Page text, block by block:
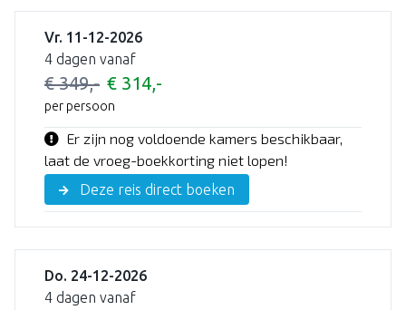
Vr. 11-12-2026
4 dagen vanaf
€ 349,- € 314,-
per persoon
Er zijn nog voldoende kamers beschikbaar,
laat de vroeg-boekkorting niet lopen!
Deze reis direct boeken
Do. 24-12-2026
4 dagen vanaf